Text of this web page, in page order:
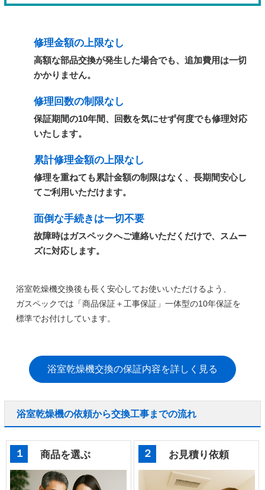
修理金額の上限なし
高額な部品交換が発生した場合でも、追加費用は一切
かかりません。
修理回数の制限なし
保証期間の10年間、回数を気にせず何度でも修理対応
いたします。
累計修理金額の上限なし
修理を重ねても累計金額の制限はなく、長期間安心し
てご利用いただけます。
面倒な手続きは一切不要
故障時はガスペックへご連絡いただくだけで、スムー
ズに対応します。
浴室乾燥機交換後も長く安心してお使いいただけるよう、
ガスペックでは 「商品保証＋工事保証」一体型の10年保証を
標準でお付けしています。
浴室乾燥機交換の保証内容を詳しく見る
浴室乾燥機の依頼から交換工事までの流れ
１ 商品を選ぶ ２ お見積り依頼